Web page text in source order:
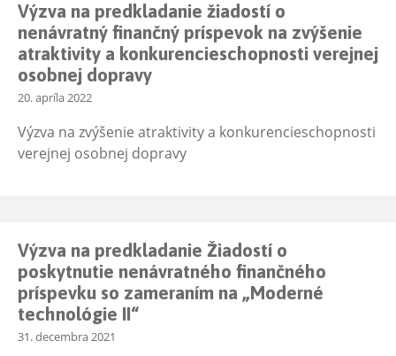
Výzva na predkladanie žiadostí o
nenávratný finančný príspevok na zvýšenie
atraktivity a konkurencieschopnosti verejnej
osobnej dopravy
20. apríla 2022
Výzva na zvýšenie atraktivity a konkurencieschopnosti
verejnej osobnej dopravy
Výzva na predkladanie Žiadostí o
poskytnutie nenávratného finančného
príspevku so zameraním na „Moderné
technológie II“
31. decembra 2021